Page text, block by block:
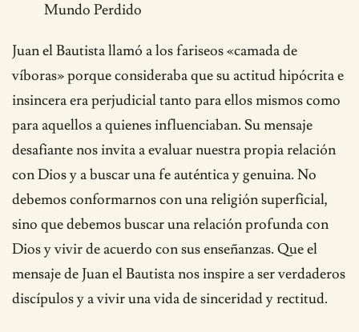
Mundo Perdido
Juan el Bautista llamó a los fariseos «camada de
víboras» porque consideraba que su actitud hipócrita e
insincera era perjudicial tanto para ellos mismos como
para aquellos a quienes influenciaban. Su mensaje
desafiante nos invita a evaluar nuestra propia relación
con Dios y a buscar una fe auténtica y genuina. No
debemos conformarnos con una religión superficial,
sino que debemos buscar una relación profunda con
Dios y vivir de acuerdo con sus enseñanzas. Que el
mensaje de Juan el Bautista nos inspire a ser verdaderos
discípulos y a vivir una vida de sinceridad y rectitud.